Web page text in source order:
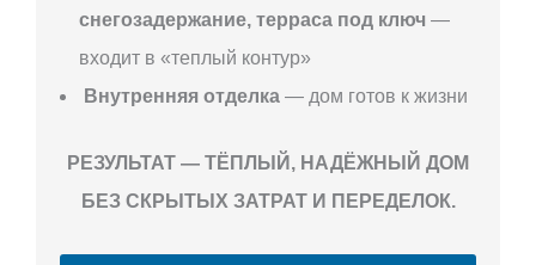
снегозадержание, терраса под ключ —
входит в «теплый контур»
Внутренняя отделка — дом готов к жизни
РЕЗУЛЬТАТ — ТЁПЛЫЙ, НАДЁЖНЫЙ ДОМ
БЕЗ СКРЫТЫХ ЗАТРАТ И ПЕРЕДЕЛОК.